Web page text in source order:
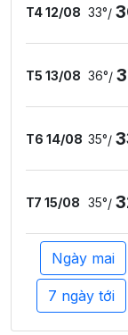
T4 12/08 33°/
T5 13/08 36°/
T6 14/08 35°/
T7 15/08 35°/
Ngày mai
7 ngày tới